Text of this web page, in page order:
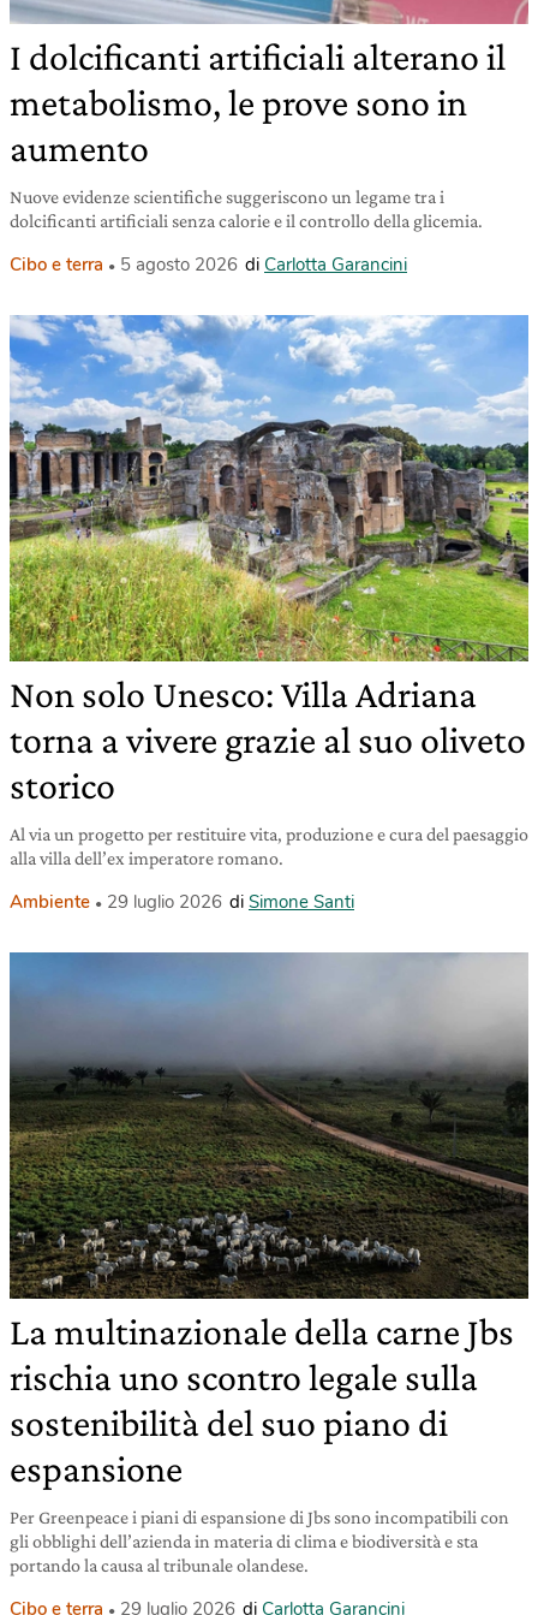
I dolcificanti artificiali alterano il
metabolismo, le prove sono in
aumento
Nuove evidenze scientifiche suggeriscono un legame tra i
dolcificanti artificiali senza calorie e il controllo della glicemia.
Cibo e terra 5 agosto 2026 di Carlotta Garancini
Non solo Unesco: Villa Adriana
torna a vivere grazie al suo oliveto
storico
Al via un progetto per restituire vita, produzione e cura del paesaggio
alla villa dell’ex imperatore romano.
Ambiente 29 luglio 2026 di Simone Santi
La multinazionale della carne Jbs
rischia uno scontro legale sulla
sostenibilità del suo piano di
espansione
Per Greenpeace i piani di espansione di Jbs sono incompatibili con
gli obblighi dell’azienda in materia di clima e biodiversità e sta
portando la causa al tribunale olandese.
Cibo e terra 29 luglio 2026 di Carlotta Garancini